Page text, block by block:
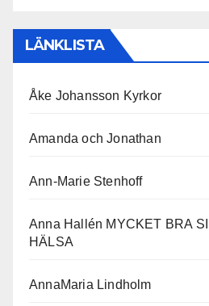
LÄNKLISTA
Åke Johansson Kyrkor
Amanda och Jonathan
Ann-Marie Stenhoff
Anna Hallén MYCKET BRA
HÄLSA
AnnaMaria Lindholm